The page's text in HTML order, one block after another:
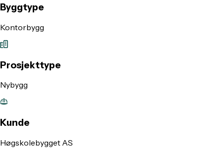
Byggtype
Kontorbygg
Prosjekttype
Nybygg
Kunde
Høgskolebygget AS